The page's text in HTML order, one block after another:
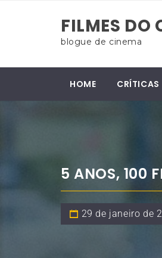
FILMES DO
blogue de cinema
HOME CRÍTICAS
5 ANOS, 100
29 de janeiro de